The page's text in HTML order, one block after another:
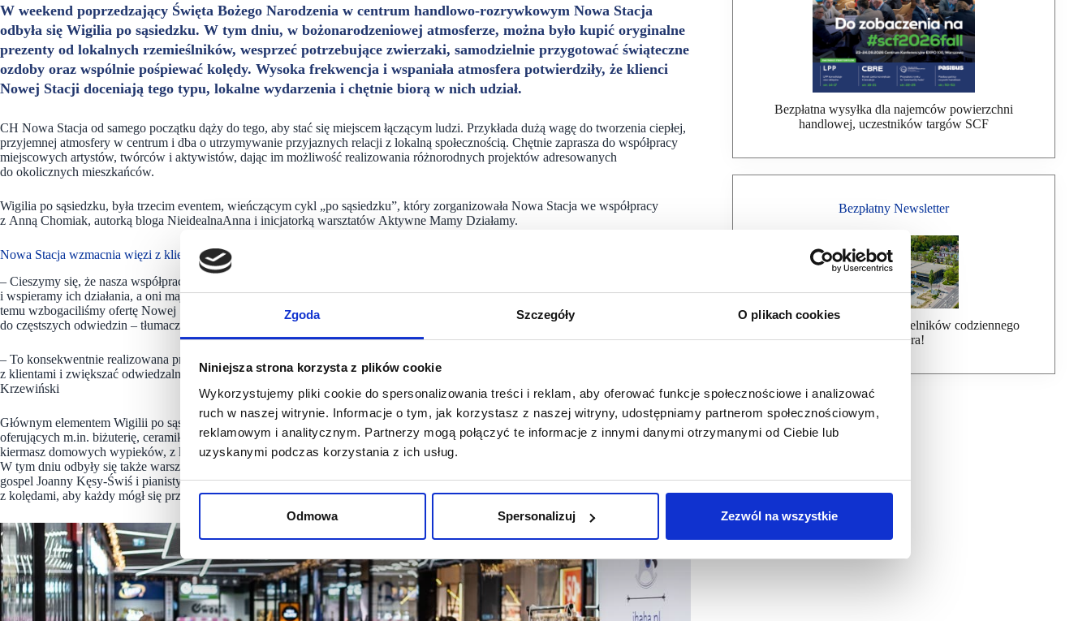
Zgoda Szczegóły O plikach cookies
Niniejsza strona korzysta z plików cookie
Wykorzystujemy pliki cookie do spersonalizowania treści i reklam, aby oferować funkcje społecznościowe i analizować
ruch w naszej witrynie. Informacje o tym, jak korzystasz z naszej witryny, udostępniamy partnerom społecznościowym,
reklamowym i analitycznym. Partnerzy mogą połączyć te informacje z innymi danymi otrzymanymi od Ciebie lub
uzyskanymi podczas korzystania z ich usług.
Odmowa Spersonalizuj Zezwól na wszystkie
W weekend poprzedzający Święta Bożego Narodzenia w centrum handlowo-rozrywkowym Nowa Stacja
odbyła się Wigilia po sąsiedzku. W tym dniu, w bożonarodzeniowej atmosferze, można było kupić oryginalne
prezenty od lokalnych rzemieślników, wesprzeć potrzebujące zwierzaki, samodzielnie przygotować świąteczne
ozdoby oraz wspólnie pośpiewać kolędy. Wysoka frekwencja i wspaniała atmosfera potwierdziły, że klienci
Nowej Stacji doceniają tego typu, lokalne wydarzenia i chętnie biorą w nich udział.
CH Nowa Stacja od samego początku dąży do tego, aby stać się miejscem łączącym ludzi. Przykłada dużą wagę do tworzenia ciepłej,
przyjemnej atmosfery w centrum i dba o utrzymywanie przyjaznych relacji z lokalną społecznością. Chętnie zaprasza do współpracy
miejscowych artystów, twórców i aktywistów, dając im możliwość realizowania różnorodnych projektów adresowanych
do okolicznych mieszkańców.
Wigilia po sąsiedzku, była trzecim eventem, wieńczącym cykl „po sąsiedzku”, który zorganizowała Nowa Stacja we współpracy
z Anną Chomiak, autorką bloga NieidealnaAnna i inicjatorką warsztatów Aktywne Mamy Działamy.
Nowa Stacja wzmacnia więzi z klientami
– Cieszymy się, że nasza współpraca z lokalnymi twórcami tak dobrze się układa. My udostępniamy im wnętrza, infrastrukturę
i wspieramy ich działania, a oni mają okazję rozwijać skrzydła i docierać ze swoimi pomysłami do szerszego grona odbiorców. Dzięki
temu wzbogaciliśmy ofertę Nowej Stacji o różnorodne wydarzenia kulturalno- edukacyjno-sportowe, zachęcając klientów
do częstszych odwiedzin – tłumaczy Maciej Krzewiński COO i Członek Zarządu firmy ECC Real Estate, zarządcy Nowej Stacji.
– To konsekwentnie realizowana przez nas strategia, która pozwala nam umacniać pozycję w regionie, budować silne więzi
z klientami i zwiększać odwiedzalność centrum. Tegoroczna Wigilia po sąsiedzku jest tego najlepszym przykładem – dodaje
Krzewiński
Głównym elementem Wigilii po sąsiedzku był jarmark rękodzieła i produktów regionalnych. Wzięło w nim udział ponad 80 twórców,
oferujących m.in. biżuterię, ceramikę, obrazy, grafiki oraz różnorodne regionalne smakołyki. Przygotowano również charytatywny
kiermasz domowych wypieków, z którego cały dochód został przekazany Pruszkowskiemu Stowarzyszeniu na Rzecz Zwierząt.
W tym dniu odbyły się także warsztaty dla dzieci prowadzone przez NieidealnąAnnę oraz koncert kolęd w wykonaniu wokalistki
gospel Joanny Kęsy-Świś i pianisty Konrada Kuchciaka, połączony ze wspólnym śpiewaniem. Na gości czekały śpiewniki
z kolędami, aby każdy mógł się przyłączyć do wspólnych występów.
Bezpłatna wysyłka dla najemców powierzchni
handlowej, uczestników targów SCF
Bezpłatny Newsletter
Dołącz do ponad 7000 czytelników codziennego
newslettera!